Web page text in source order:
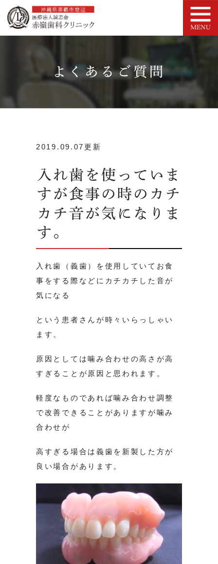
よくあるご質問
2019.09.07更新
入れ歯を使っていま
すが食事の時のカチ
カチ音が気になりま
す。
入れ歯（義歯）を使用していてお食
事をする際などにカチカチした音が
気になる
という患者さんが時々いらっしゃい
ます。
原因としては噛み合わせの高さが高
すぎることが原因と思われます。
軽度なものであれば噛み合わせ調整
で改善できることがありますが噛み
合わせが
高すぎる場合は義歯を新製した方が
良い場合があります。